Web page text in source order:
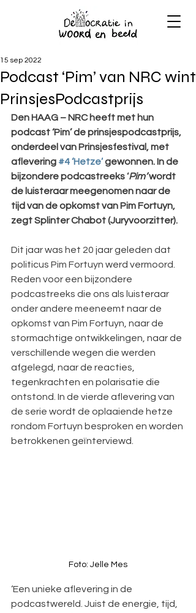
Podcast ‘Pim’ van NRC wint
PrinsjesPodcastprijs
15 sep 2022
Den HAAG – NRC heeft met hun
podcast ‘Pim’ de prinsjespodcastprijs,
onderdeel van Prinsjesfestival, met
aflevering #4 ‘Hetze’ gewonnen. In de
bijzondere podcastreeks ‘Pim’ wordt
de luisteraar meegenomen naar de
tijd van de opkomst van Pim Fortuyn,
zegt Splinter Chabot (Juryvoorzitter).
Dit jaar was het 20 jaar geleden dat
politicus Pim Fortuyn werd vermoord.
Reden voor een bijzondere
podcastreeks die ons als luisteraar
onder andere meeneemt naar de
opkomst van Pim Fortuyn, naar de
stormachtige ontwikkelingen, naar de
verschillende wegen die werden
afgelegd, naar de reacties,
tegenkrachten en polarisatie die
ontstond. In de vierde aflevering van
de serie wordt de oplaaiende hetze
rondom Fortuyn besproken en worden
betrokkenen geïnterviewd.
Foto: Jelle Mes
‘Een unieke aflevering in de
podcastwereld. Juist de energie, tijd,